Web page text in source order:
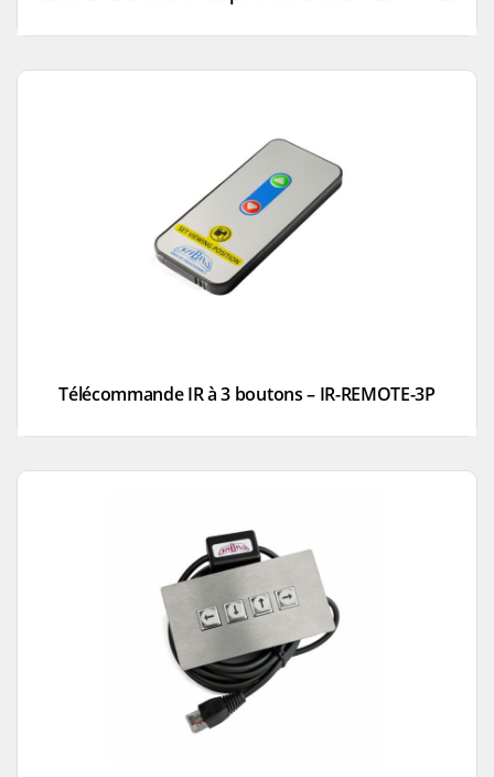
Télécommande IR à 3 boutons – IR-REMOTE-3P